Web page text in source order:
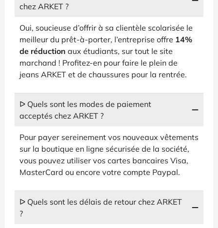
chez ARKET ?
Oui, soucieuse d’offrir à sa clientèle scolarisée le
meilleur du prêt-à-porter, l’entreprise offre 14%
de réduction aux étudiants, sur tout le site
marchand ! Profitez-en pour faire le plein de
jeans ARKET et de chaussures pour la rentrée.
ᐅ Quels sont les modes de paiement
acceptés chez ARKET ?
Pour payer sereinement vos nouveaux vêtements
sur la boutique en ligne sécurisée de la société,
vous pouvez utiliser vos cartes bancaires Visa,
MasterCard ou encore votre compte Paypal.
ᐅ Quels sont les délais de retour chez ARKET
?